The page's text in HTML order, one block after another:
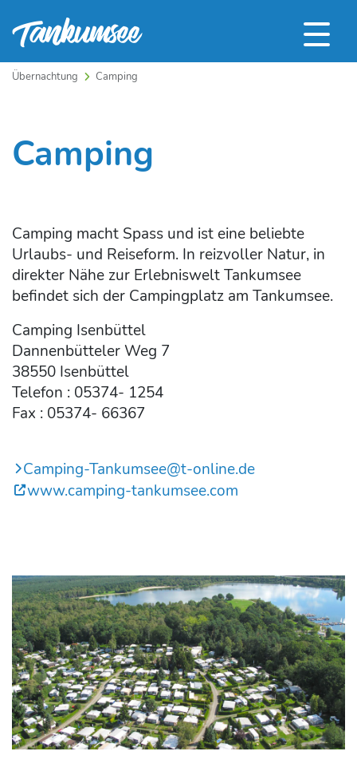
Übernachtung Camping
Camping
Camping macht Spass und ist eine beliebte
Urlaubs- und Reiseform. In reizvoller Natur, in
direkter Nähe zur Erlebniswelt Tankumsee
befindet sich der Campingplatz am Tankumsee.
Camping Isenbüttel
Dannenbütteler Weg 7
38550 Isenbüttel
Telefon : 05374- 1254
Fax : 05374- 66367
Camping-Tankumsee@t-online.de
www.camping-tankumsee.com